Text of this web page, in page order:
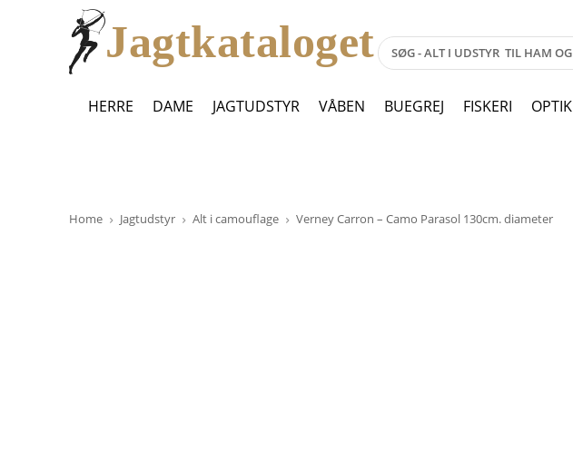
Jagtkataloget
HERRE DAME JAGTUDSTYR VÅBEN BUEGREJ FISKERI OPTIK
Home Jagtudstyr Alt i camouflage Verney Carron – Camo Parasol 130cm. diameter